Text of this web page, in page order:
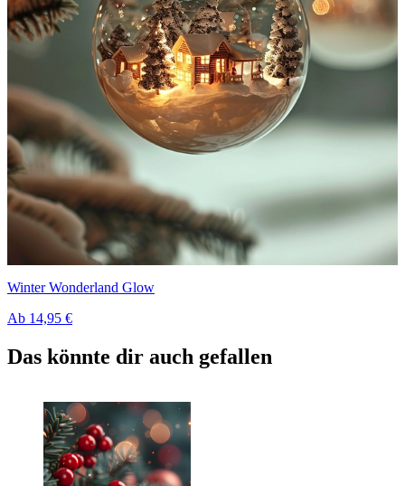
Winter Wonderland Glow
Ab 14,95 €
Das könnte dir auch gefallen